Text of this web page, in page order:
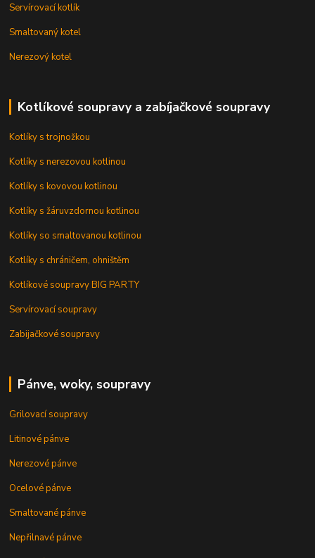
Servírovací kotlík
Smaltovaný kotel
Nerezový kotel
Kotlíkové soupravy a zabíjačkové soupravy
Kotlíky s trojnožkou
Kotlíky s nerezovou kotlinou
Kotlíky s kovovou kotlinou
Kotlíky s žáruvzdornou kotlinou
Kotlíky so smaltovanou kotlinou
Kotlíky s chráničem, ohništěm
Kotlíkové soupravy BIG PARTY
Servírovací soupravy
Zabijačkové soupravy
Pánve, woky, soupravy
Grilovací soupravy
Litinové pánve
Nerezové pánve
Ocelové pánve
Smaltované pánve
Nepřilnavé pánve